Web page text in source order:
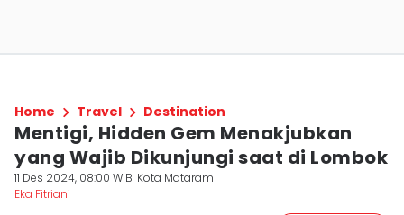
Home Travel Destination
Mentigi, Hidden Gem Menakjubkan
yang Wajib Dikunjungi saat di Lombok
11 Des 2024, 08:00 WIB Kota Mataram
Eka Fitriani